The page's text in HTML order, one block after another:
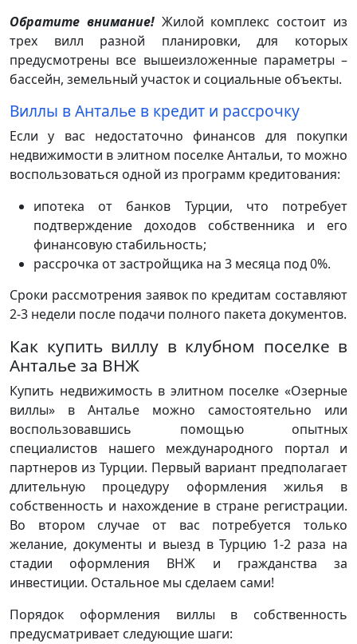
Обратите внимание! Жилой комплекс состоит из
трех вилл разной планировки, для которых
предусмотрены все вышеизложенные параметры –
бассейн, земельный участок и социальные объекты.
Виллы в Анталье в кредит и рассрочку
Если у вас недостаточно финансов для покупки
недвижимости в элитном поселке Антальи, то можно
воспользоваться одной из программ кредитования:
ипотека от банков Турции, что потребует
подтверждение доходов собственника и его
финансовую стабильность;
рассрочка от застройщика на 3 месяца под 0%.
Сроки рассмотрения заявок по кредитам составляют
2-3 недели после подачи полного пакета документов.
Как купить виллу в клубном поселке в
Анталье за ВНЖ
Купить недвижимость в элитном поселке «Озерные
виллы» в Анталье можно самостоятельно или
воспользовавшись помощью опытных
специалистов нашего международного портал и
партнеров из Турции. Первый вариант предполагает
длительную процедуру оформления жилья в
собственность и нахождение в стране регистрации.
Во втором случае от вас потребуется только
желание, документы и выезд в Турцию 1-2 раза на
стадии оформления ВНЖ и гражданства за
инвестиции. Остальное мы сделаем сами!
Порядок оформления виллы в собственность
предусматривает следующие шаги: